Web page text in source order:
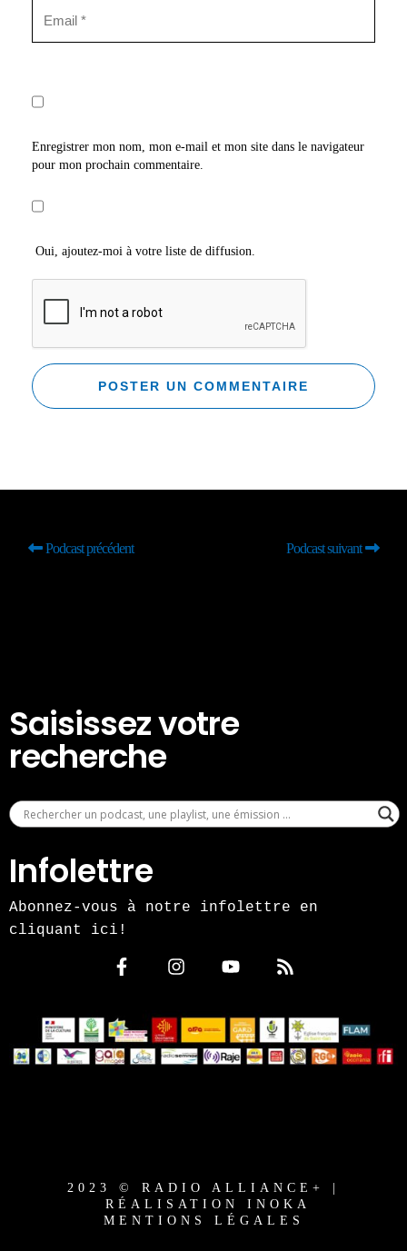
Enregistrer mon nom, mon e-mail et mon site dans le navigateur
pour mon prochain commentaire.
Oui, ajoutez-moi à votre liste de diffusion.
Podcast précédent Podcast suivant
Saisissez votre
recherche
Infolettre
Abonnez-vous à notre infolettre en
cliquant ici!
2023 © RADIO ALLIANCE+ |
RÉALISATION INOKA
MENTIONS LÉGALES